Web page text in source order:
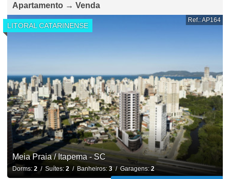
Apartamento → Venda
LITORAL CATARINENSE
Ref.: AP164
Meia Praia / Itapema - SC
Dorms: 2/ Suítes: 2/ Banheiros: 3/ Garagens: 2